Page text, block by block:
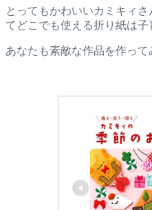
とってもかわいいカミキィ
てどこでも使える折り紙は子
あなたも素敵な作品を作って